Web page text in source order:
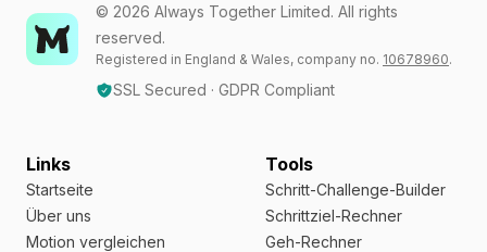
© 2026 Always Together Limited. All rights
reserved.
Registered in England & Wales, company no. 10678960.
SSL Secured · GDPR Compliant
Links
Startseite
Über uns
Motion vergleichen
Tools
Schritt-Challenge-Builder
Schrittziel-Rechner
Geh-Rechner